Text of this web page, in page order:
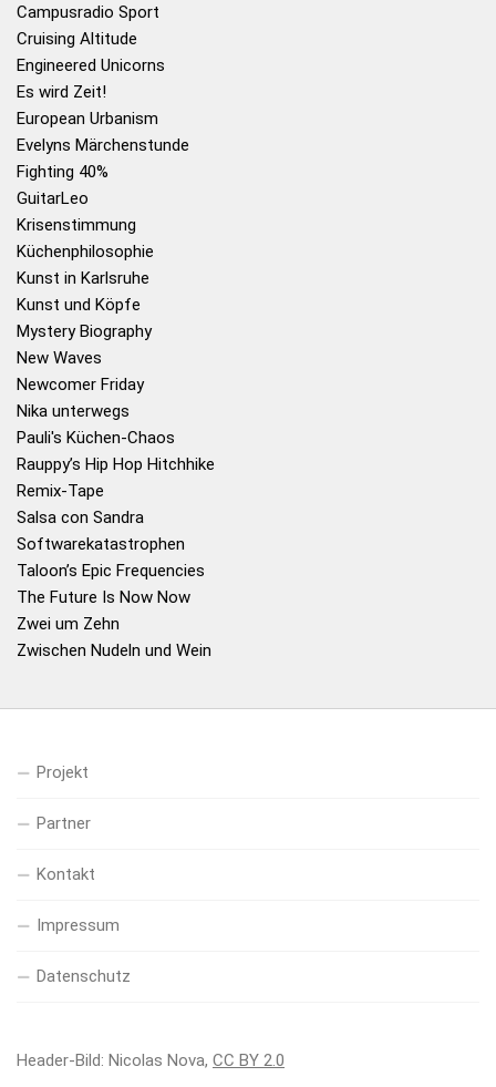
Campusradio Sport
Cruising Altitude
Engineered Unicorns
Es wird Zeit!
European Urbanism
Evelyns Märchenstunde
Fighting 40%
GuitarLeo
Krisenstimmung
Küchenphilosophie
Kunst in Karlsruhe
Kunst und Köpfe
Mystery Biography
New Waves
Newcomer Friday
Nika unterwegs
Pauli's Küchen-Chaos
Rauppy’s Hip Hop Hitchhike
Remix-Tape
Salsa con Sandra
Softwarekatastrophen
Taloon’s Epic Frequencies
The Future Is Now Now
Zwei um Zehn
Zwischen Nudeln und Wein
Projekt
Partner
Kontakt
Impressum
Datenschutz
Header-Bild: Nicolas Nova, CC BY 2.0